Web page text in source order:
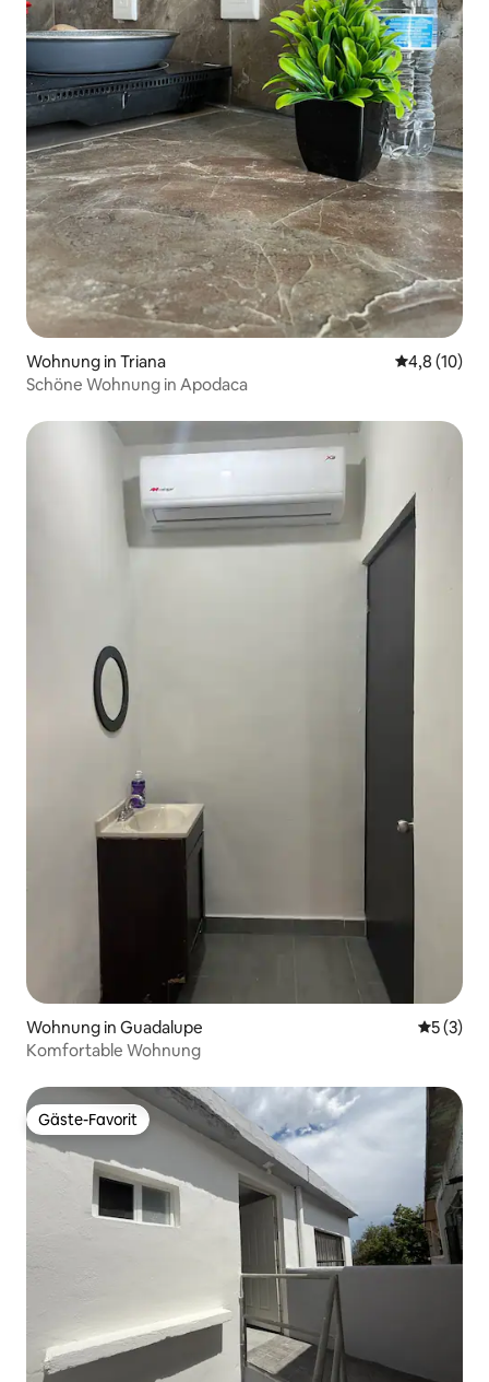
Wohnung in Triana
4,8 (10)
Schöne Wohnung in Apodaca
Wohnung in Guadalupe
5 (3)
Komfortable Wohnung
Gäste-Favorit
Gäste-Favorit